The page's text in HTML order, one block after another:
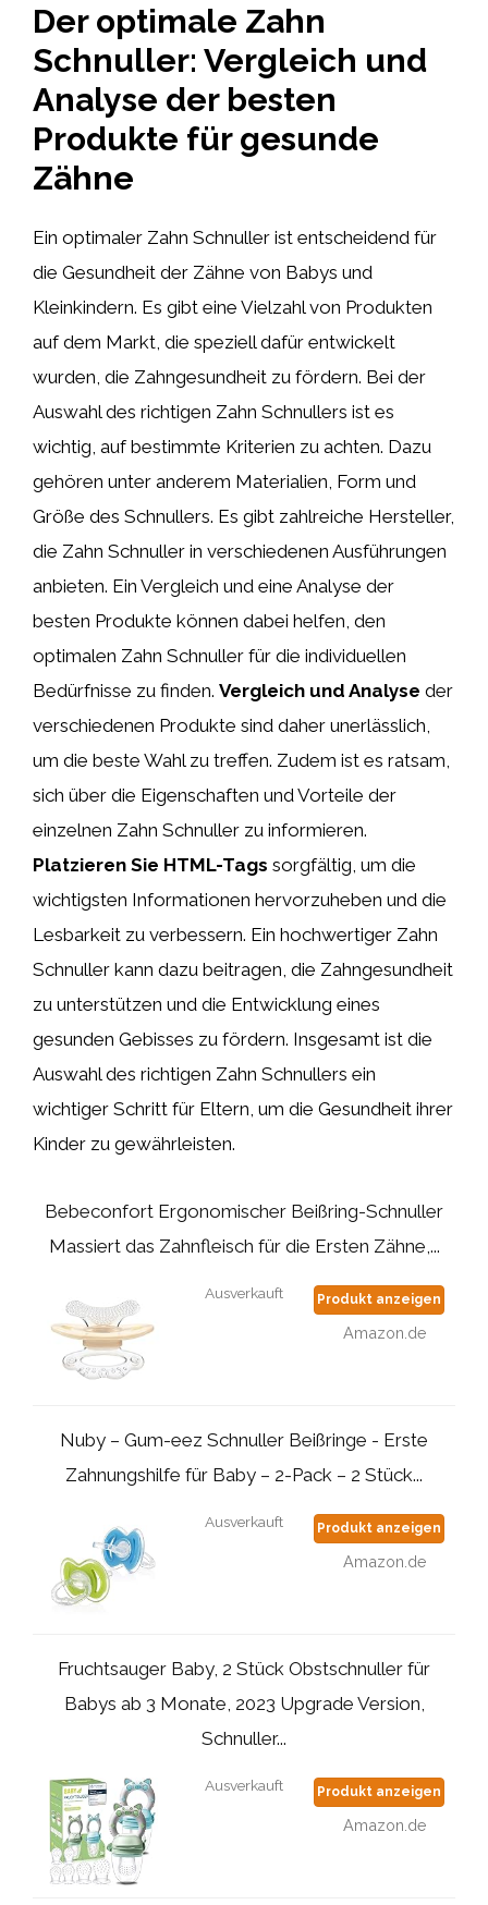
Der optimale Zahn
Schnuller: Vergleich und
Analyse der besten
Produkte für gesunde
Zähne
Ein optimaler Zahn Schnuller ist entscheidend für
die Gesundheit der Zähne von Babys und
Kleinkindern. Es gibt eine Vielzahl von Produkten
auf dem Markt, die speziell dafür entwickelt
wurden, die Zahngesundheit zu fördern. Bei der
Auswahl des richtigen Zahn Schnullers ist es
wichtig, auf bestimmte Kriterien zu achten. Dazu
gehören unter anderem Materialien, Form und
Größe des Schnullers. Es gibt zahlreiche Hersteller,
die Zahn Schnuller in verschiedenen Ausführungen
anbieten. Ein Vergleich und eine Analyse der
besten Produkte können dabei helfen, den
optimalen Zahn Schnuller für die individuellen
Bedürfnisse zu finden. Vergleich und Analyse der
verschiedenen Produkte sind daher unerlässlich,
um die beste Wahl zu treffen. Zudem ist es ratsam,
sich über die Eigenschaften und Vorteile der
einzelnen Zahn Schnuller zu informieren.
Platzieren Sie HTML-Tags sorgfältig, um die
wichtigsten Informationen hervorzuheben und die
Lesbarkeit zu verbessern. Ein hochwertiger Zahn
Schnuller kann dazu beitragen, die Zahngesundheit
zu unterstützen und die Entwicklung eines
gesunden Gebisses zu fördern. Insgesamt ist die
Auswahl des richtigen Zahn Schnullers ein
wichtiger Schritt für Eltern, um die Gesundheit ihrer
Kinder zu gewährleisten.
Bebeconfort Ergonomischer Beißring-Schnuller
Massiert das Zahnfleisch für die Ersten Zähne,...
Ausverkauft Produkt anzeigen
Amazon.de
Nuby – Gum-eez Schnuller Beißringe - Erste
Zahnungshilfe für Baby – 2-Pack – 2 Stück...
Ausverkauft Produkt anzeigen
Amazon.de
Fruchtsauger Baby, 2 Stück Obstschnuller für
Babys ab 3 Monate, 2023 Upgrade Version,
Schnuller...
Ausverkauft Produkt anzeigen
Amazon.de